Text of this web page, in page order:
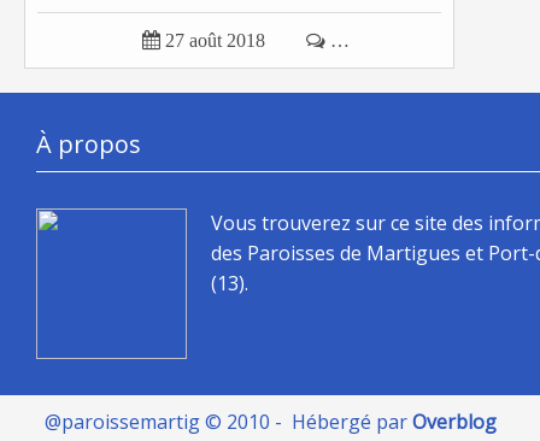
 27 août 2018  …
À propos
Vous trouverez sur ce site des
des Paroisses de Martigues et
(13).
@paroissemartig © 2010 - Hébergé parOverblog